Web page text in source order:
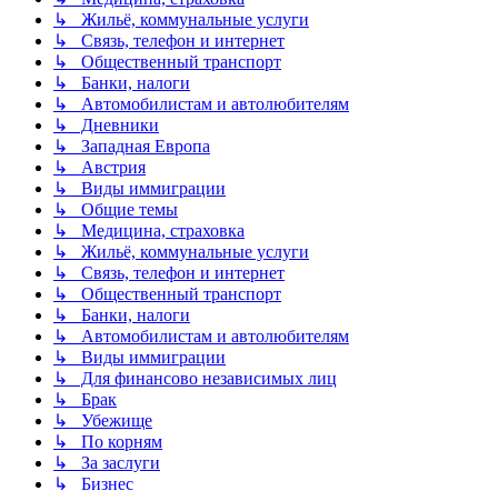
↳ Жильё, коммунальные услуги
↳ Связь, телефон и интернет
↳ Общественный транспорт
↳ Банки, налоги
↳ Автомобилистам и автолюбителям
↳ Дневники
↳ Западная Европа
↳ Австрия
↳ Виды иммиграции
↳ Общие темы
↳ Медицина, страховка
↳ Жильё, коммунальные услуги
↳ Связь, телефон и интернет
↳ Общественный транспорт
↳ Банки, налоги
↳ Автомобилистам и автолюбителям
↳ Виды иммиграции
↳ Для финансово независимых лиц
↳ Брак
↳ Убежище
↳ По корням
↳ За заслуги
↳ Бизнес